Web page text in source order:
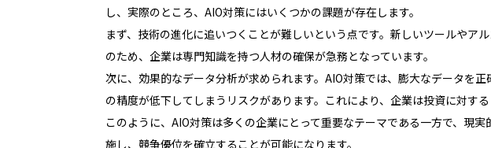
し、実際のところ、AIO対策にはいくつかの課題が存在します。
まず、技術の進化に追いつくことが難しいという点です。新しいツールやア
のため、企業は専門知識を持つ人材の確保が急務となっています。
次に、効果的なデータ分析が求められます。AIO対策では、膨大なデータを
の精度が低下してしまうリスクがあります。これにより、企業は投資に対す
このように、AIO対策は多くの企業にとって重要なテーマである一方で、現
施し、競争優位を確立することが可能になります。